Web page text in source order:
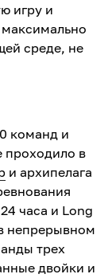
игру и
среде, не
команд и
проходило в
и архипелага
часа и Long
непрерывном
трех
двойки и